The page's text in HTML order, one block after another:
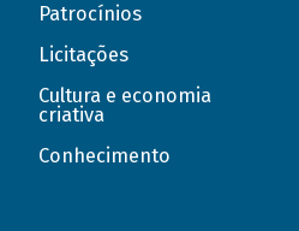
Patrocínios
Licitações
Cultura e economia
criativa
Conhecimento